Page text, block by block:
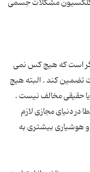
کلکسیون مشکلات جسمی
گر است که هیچ کس نمی
تضمین کند . البته هیچ
یا حقیقی مخالف نیست .
در دنیای مجازی لازم
و هوشیاری بیشتری به